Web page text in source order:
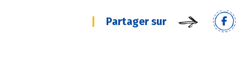
Partager sur